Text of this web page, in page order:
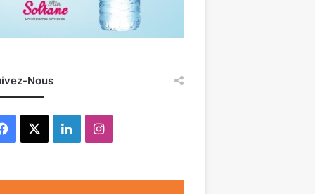
Nous
Facebook LinkedinInstagram